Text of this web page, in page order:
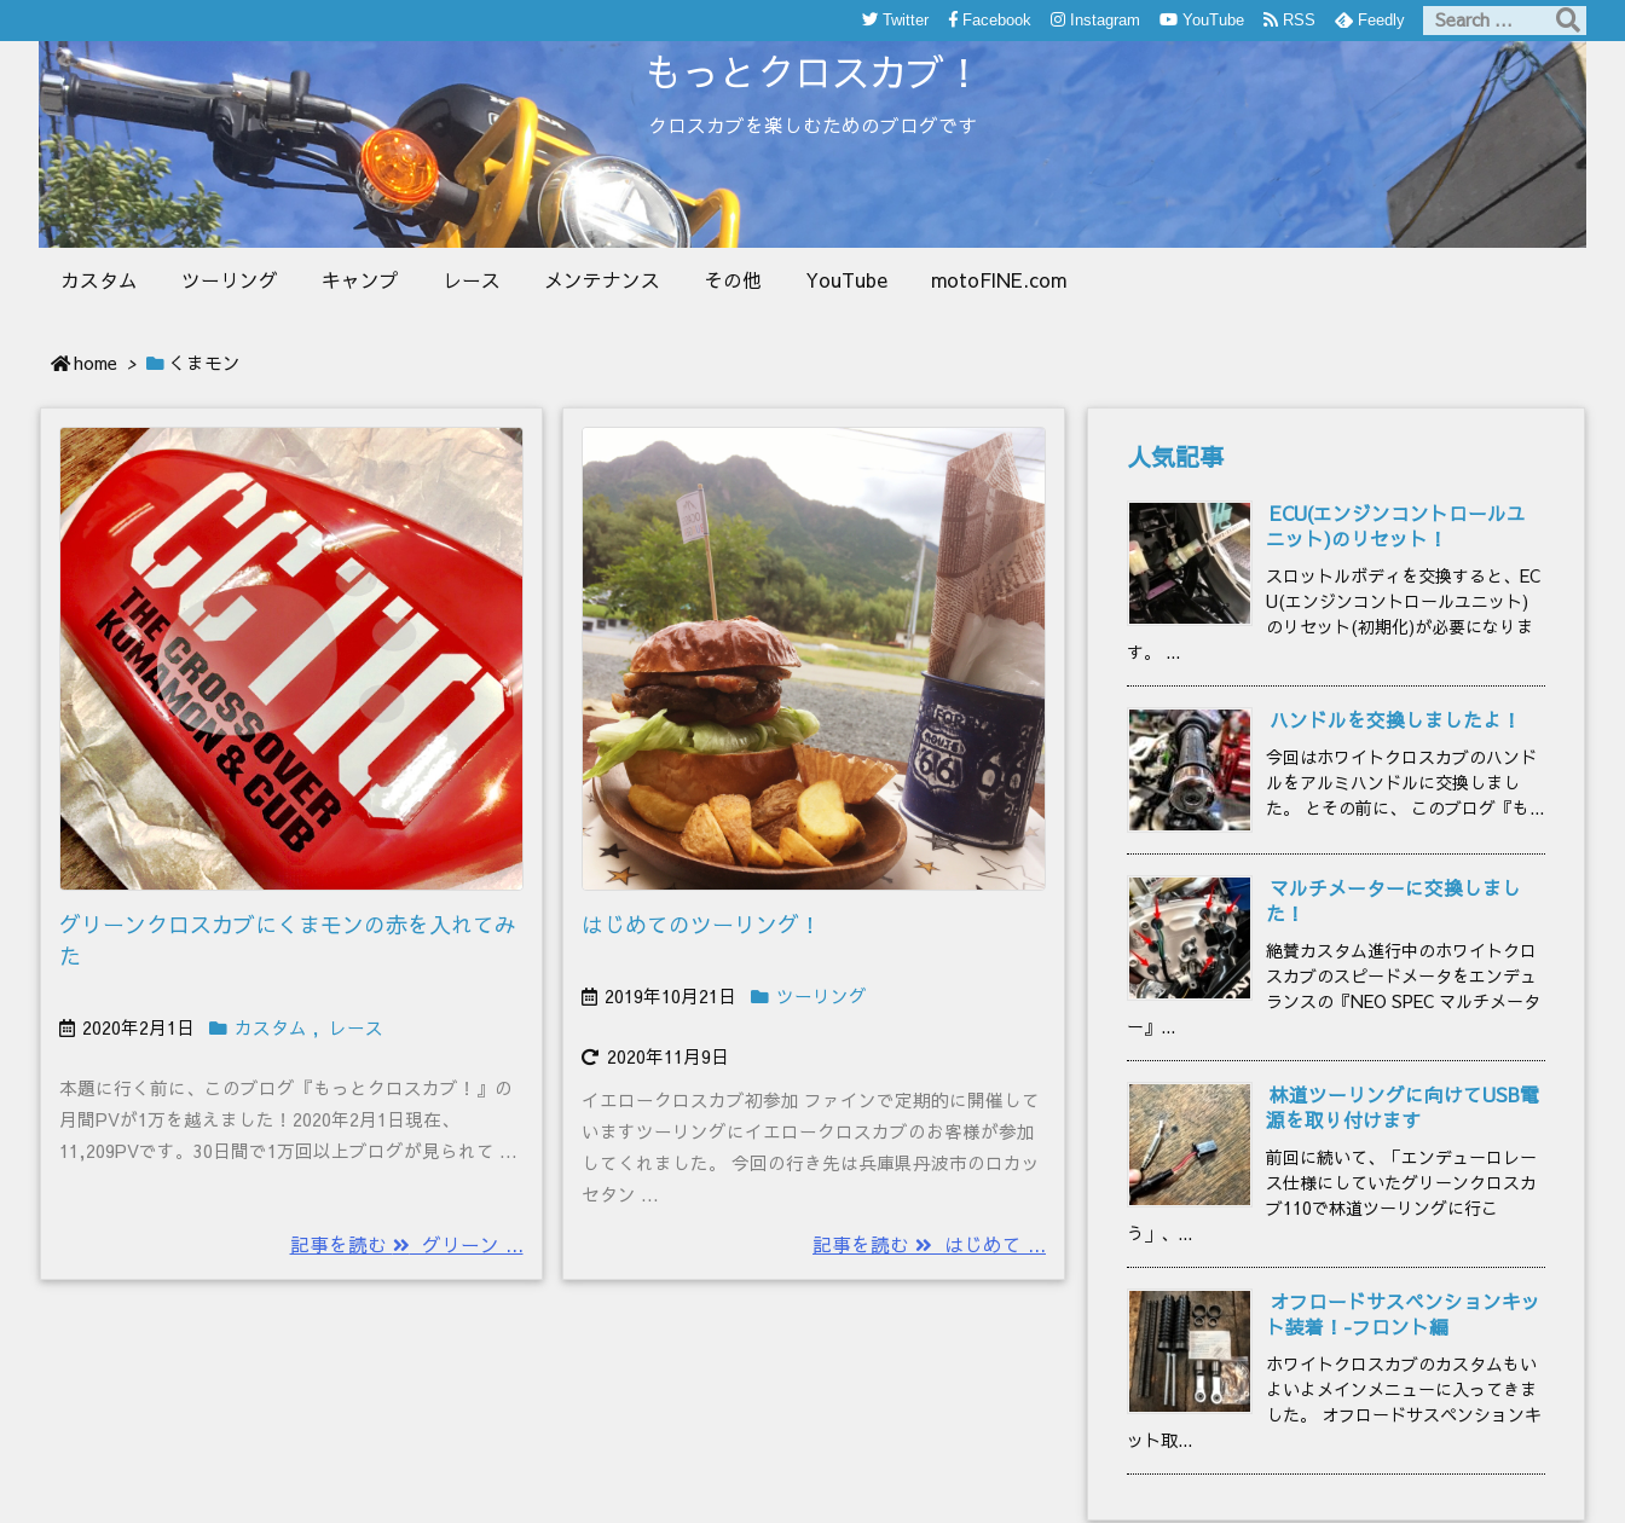
もっとクロスカブ！
クロスカブを楽しむためのブログです
カスタム ツーリング キャンプ レース メンテナンス その他 YouTube motoFINE.com
Twitter Facebook Instagram YouTube RSS Feedly
home > くまモン
グリーンクロスカブにくまモンの赤を入れてみ
た
2020年2月1日 カスタム , レース
本題に行く前に、このブログ『もっとクロスカブ！』の
月間PVが1万を越えました！2020年2月1日現在、
11,209PVです。30日間で1万回以上ブログが見られて ...
記事を読む グリーン ...
はじめてのツーリング！
2019年10月21日 ツーリング
2020年11月9日
イエロークロスカブ初参加 ファインで定期的に開催して
いますツーリングにイエロークロスカブのお客様が参加
してくれました。 今回の行き先は兵庫県丹波市のロカッ
セタン ...
記事を読む はじめて ...
人気記事
ECU(エンジンコントロールユ
ニット)のリセット！
スロットルボディを交換すると、EC
U(エンジンコントロールユニット)
のリセット(初期化)が必要になりま
す。 ...
ハンドルを交換しましたよ！
今回はホワイトクロスカブのハンド
ルをアルミハンドルに交換しまし
た。 とその前に、 このブログ『も...
マルチメーターに交換しまし
た！
絶賛カスタム進行中のホワイトクロ
スカブのスピードメータをエンデュ
ランスの『NEO SPEC マルチメータ
ー』...
林道ツーリングに向けてUSB電
源を取り付けます
前回に続いて、「エンデューロレー
ス仕様にしていたグリーンクロスカ
ブ110で林道ツーリングに行こ
う」、...
オフロードサスペンションキッ
ト装着！-フロント編
ホワイトクロスカブのカスタムもい
よいよメインメニューに入ってきま
した。 オフロードサスペンションキ
ット取...